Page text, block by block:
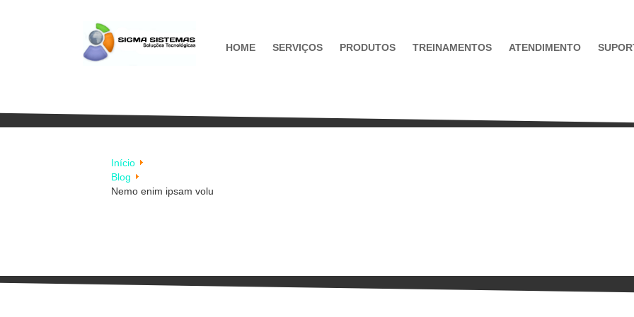
HOME SERVIÇOS PRODUTOS TREINAMENTOS ATENDIMENTO
Início
Blog
Nemo enim ipsam volu